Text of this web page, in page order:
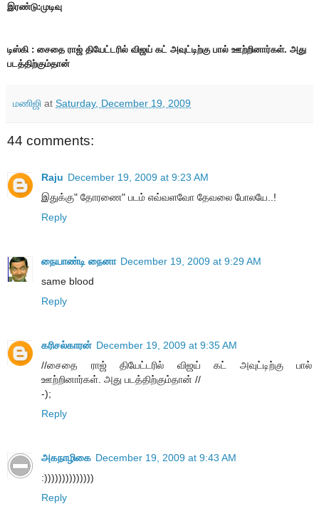
இரண்டு:முடிவு
டிஸ்கி : சைதை ராஜ் தியேட்டரில் விஜய் கட் அவுட்டிற்கு பால் ஊற்றினார்கள். அது
படத்திற்கும்தான்
மணிஜி at Saturday, December 19, 2009
44 comments:
Raju December 19, 2009 at 9:23 AM
இதுக்கு" தோரணை" படம் எவ்வளவோ தேவலை போலயே..!
Reply
நையாண்டி நைனா December 19, 2009 at 9:29 AM
same blood
Reply
க‌ரிச‌ல்கார‌ன் December 19, 2009 at 9:35 AM
//சைதை ராஜ் தியேட்டரில் விஜய் கட் அவுட்டிற்கு பால்
ஊற்றினார்கள். அது படத்திற்கும்தான் //
-);
Reply
அகநாழிகை December 19, 2009 at 9:43 AM
:))))))))))))))
Reply